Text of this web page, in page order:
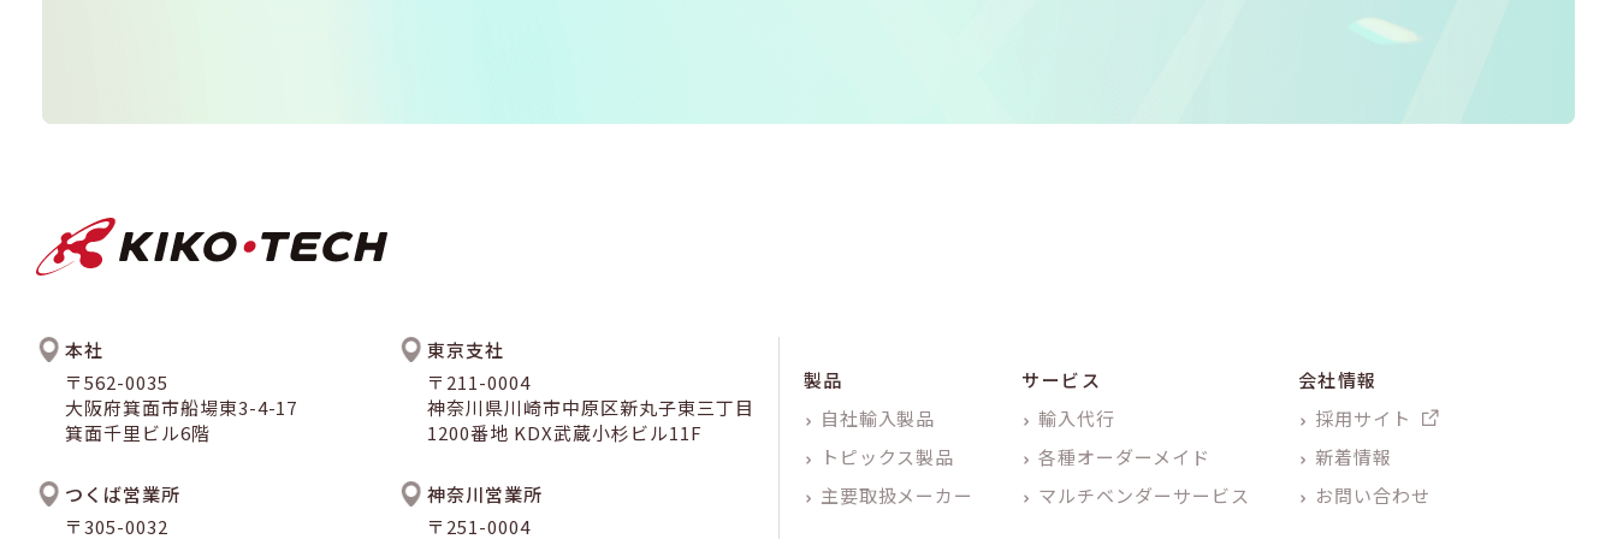
本社
〒562-0035
大阪府箕面市船場東3-4-17
箕面千里ビル6階
東京支社
〒211-0004
神奈川県川崎市中原区新丸子東三丁目
1200番地 KDX武蔵小杉ビル11F
つくば営業所
〒305-0032
神奈川営業所
〒251-0004
製品
自社輸入製品
トピックス製品
主要取扱メーカー
サービス
輸入代行
各種オーダーメイド
マルチベンダーサービス
会社情報
採用サイト
新着情報
お問い合わせ